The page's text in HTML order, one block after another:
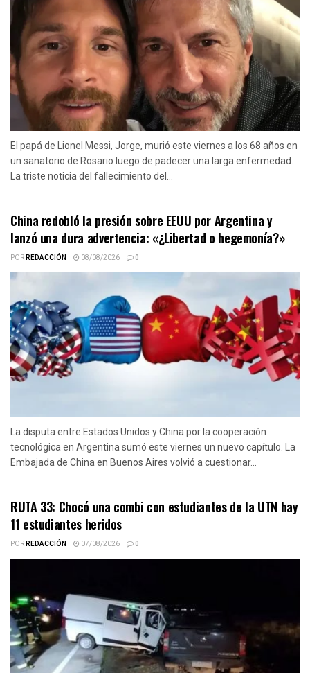
El papá de Lionel Messi, Jorge, murió este viernes a los 68 años en
un sanatorio de Rosario luego de padecer una larga enfermedad.
La triste noticia del fallecimiento del...
China redobló la presión sobre EEUU por Argentina y
lanzó una dura advertencia: «¿Libertad o hegemonía?»
PORREDACCIÓN 08/08/2026 0
La disputa entre Estados Unidos y China por la cooperación
tecnológica en Argentina sumó este viernes un nuevo capítulo. La
Embajada de China en Buenos Aires volvió a cuestionar...
RUTA 33: Chocó una combi con estudiantes de la UTN hay
11 estudiantes heridos
PORREDACCIÓN 07/08/2026 0